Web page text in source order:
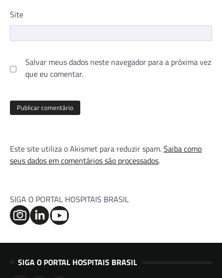
Site
Salvar meus dados neste navegador para a próxima vez
que eu comentar.
Este site utiliza o Akismet para reduzir spam.Saiba como
seus dados em comentários são processados.
SIGA O PORTAL HOSPITAIS BRASIL
SIGA O PORTAL HOSPITAIS BRASIL